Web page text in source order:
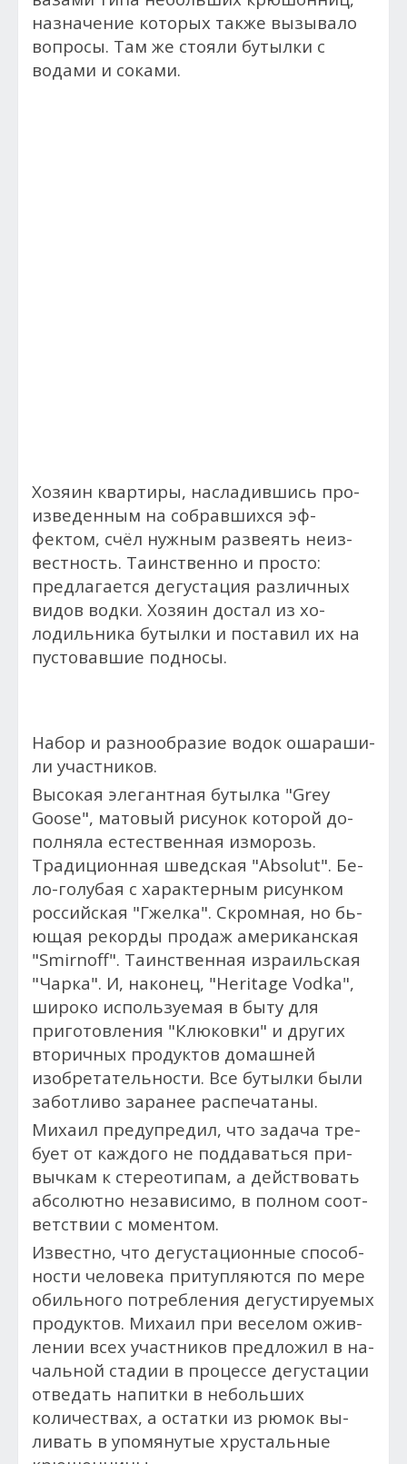
наз­на­чение ко­торых так­же вы­зыва­ло
воп­ро­сы. Там же сто­яли бу­тыл­ки с
водами и со­ками.
Хо­зя­ин квар­ти­ры, нас­ла­див­шись про­
из­ве­ден­ным на соб­равших­ся эф­
фектом, счёл нуж­ным раз­ве­ять не­из­
вес­тность. Таинственно и просто:
предлагается де­гус­та­ция раз­личных
видов вод­ки. Хо­зя­ин дос­тал из хо­
лодиль­ни­ка бутылки и пос­та­вил их на
пус­то­вав­шие под­но­сы.
На­бор и раз­но­об­ра­зие во­док ошараши­
ли учас­тни­ков.
Вы­сокая эле­ган­тная бу­тыл­ка "Grey
Goose", ма­товый ри­сунок ко­торой до­
пол­ня­ла ес­тес­твен­ная из­мо­розь.
Традици­он­ная швед­ская "Absolut". Бе­
ло-го­лубая с ха­рак­терным ри­сун­ком
российская "Гжел­ка". Скром­ная, но бь­
ющая ре­кор­ды про­даж аме­рикан­ская
"Smirnoff". Та­инс­твен­ная из­ра­иль­ская
"Чар­ка". И, на­конец, "Heritage Vodka",
ши­роко ис­поль­зу­емая в быту для
приготовления "Клю­ков­ки" и дру­гих
вто­рич­ных про­дук­тов до­маш­ней
изобретательнос­ти. Все бу­тыл­ки бы­ли
за­бот­ли­во за­ранее рас­пе­чата­ны.
Ми­ха­ил пре­дуп­ре­дил, что за­дача тре­
бу­ет от каж­до­го не под­да­вать­ся при­
выч­кам к стереоти­пам, а дей­ство­вать
аб­со­лют­но независимо, в пол­ном со­от­
ветс­твии с мо­мен­том.
Из­вес­тно, что де­гус­та­ци­он­ные спо­соб­
ности че­лове­ка при­туп­ля­ют­ся по ме­ре
обильно­го пот­ребле­ния де­гус­ти­ру­емых
про­дук­тов. Ми­ха­ил при ве­селом ожив­
ле­нии всех учас­тни­ков пред­ло­жил в на­
чаль­ной ста­дии в процессе дегустации
от­ве­дать на­пит­ки в не­боль­ших
количес­твах, а ос­татки из рю­мок вы­
ливать в упомянутые хрус­таль­ные